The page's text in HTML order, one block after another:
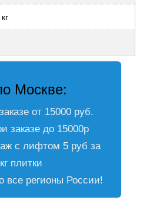
Москве:
от 15000 руб.
заказе до 15000р
с лифтом 5 руб за
плитки
все регионы России!